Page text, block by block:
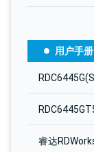
用户手册